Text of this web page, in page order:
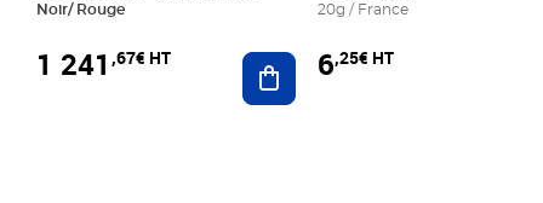
Noir/ Rouge
1 241 ,67€ HT Ajouter au panier
20g / France
6,25€ HT